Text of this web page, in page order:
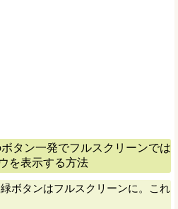
タン一発でフルスクリーンでは
を表示する方法
ボタンはフルスクリーンに。これ